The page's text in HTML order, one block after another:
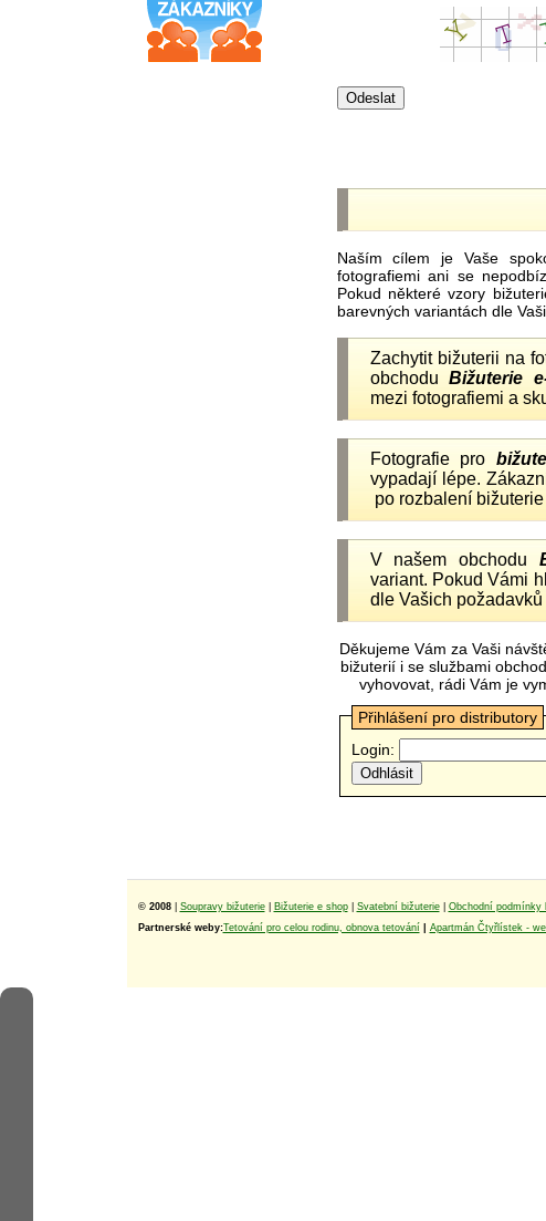
Naším cílem je Vaše
fotografiemi ani se
Pokud některé vzory
barevných variantách dle
Zachytit bižuterii na
obchoduBižuterie
mezi fotografiemi a
Fotografie pro
vypadají lépe.
po rozbalení
V našem obchodu
variant. Pokud Vámi
dle Vašich
Děkujeme Vám za Vaši
bižuterií i se službami
vyhovovat, rádi Vám je
Přihlášení pro distributory
Login:
© 2008 Soupravy bižuterie| Bižuterie e shop| Svatební bižuterie| Obchodní podmínky
Partnerské weby:Tetování pro celou rodinu, obnova tetování Apartmán Čtyřlístek -